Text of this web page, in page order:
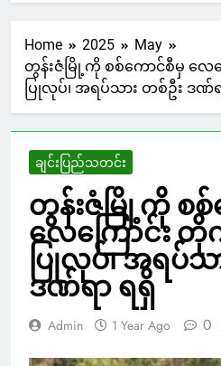
Home 2025
May
တွန်းဇံမြို့ကို စစ်ကောင်စီမှ လေ
ပြုလုပ်၊ အရပ်သား တစ်ဦး ဒဏ်
ချင်းပြည်သတင်း
တွန်းဇံမြို့ကို စစ်
လေကြောင်း
ပြုလုပ်၊ အရပ်သ
ဒဏ်ရာ ရရှိ
Admin 1 Year Ago 0